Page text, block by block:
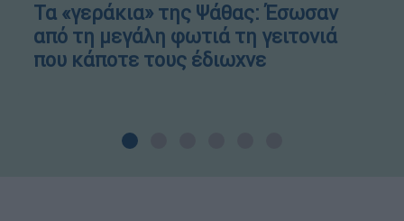
Τα «γεράκια» της Ψάθας: Έσωσαν
από τη μεγάλη φωτιά τη γειτονιά
που κάποτε τους έδιωχνε